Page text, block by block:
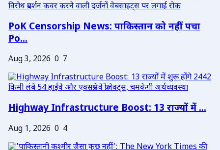
PoK Censorship News: पाकिस्तान को नहीं पचा
Po...
Aug 3, 2026 0 7
Highway Infrastructure Boost: 13 राज्यों में ...
Aug 1, 2026 0 4